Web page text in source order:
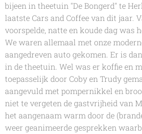
bijeen in theetuin "De Bongerd" te
laatste Cars and Coffee van dit jaar.
voorspelde, natte en koude dag was
We waren allemaal met onze
aangedreven auto gekomen. Er is
in de theetuin. Wel was er koffie en
toepasselijk door Coby en Trudy
aangevuld met pompernikkel en
niet te vergeten de gastvrijheid van
het aangenaam warm door de
weer geanimeerde gesprekken